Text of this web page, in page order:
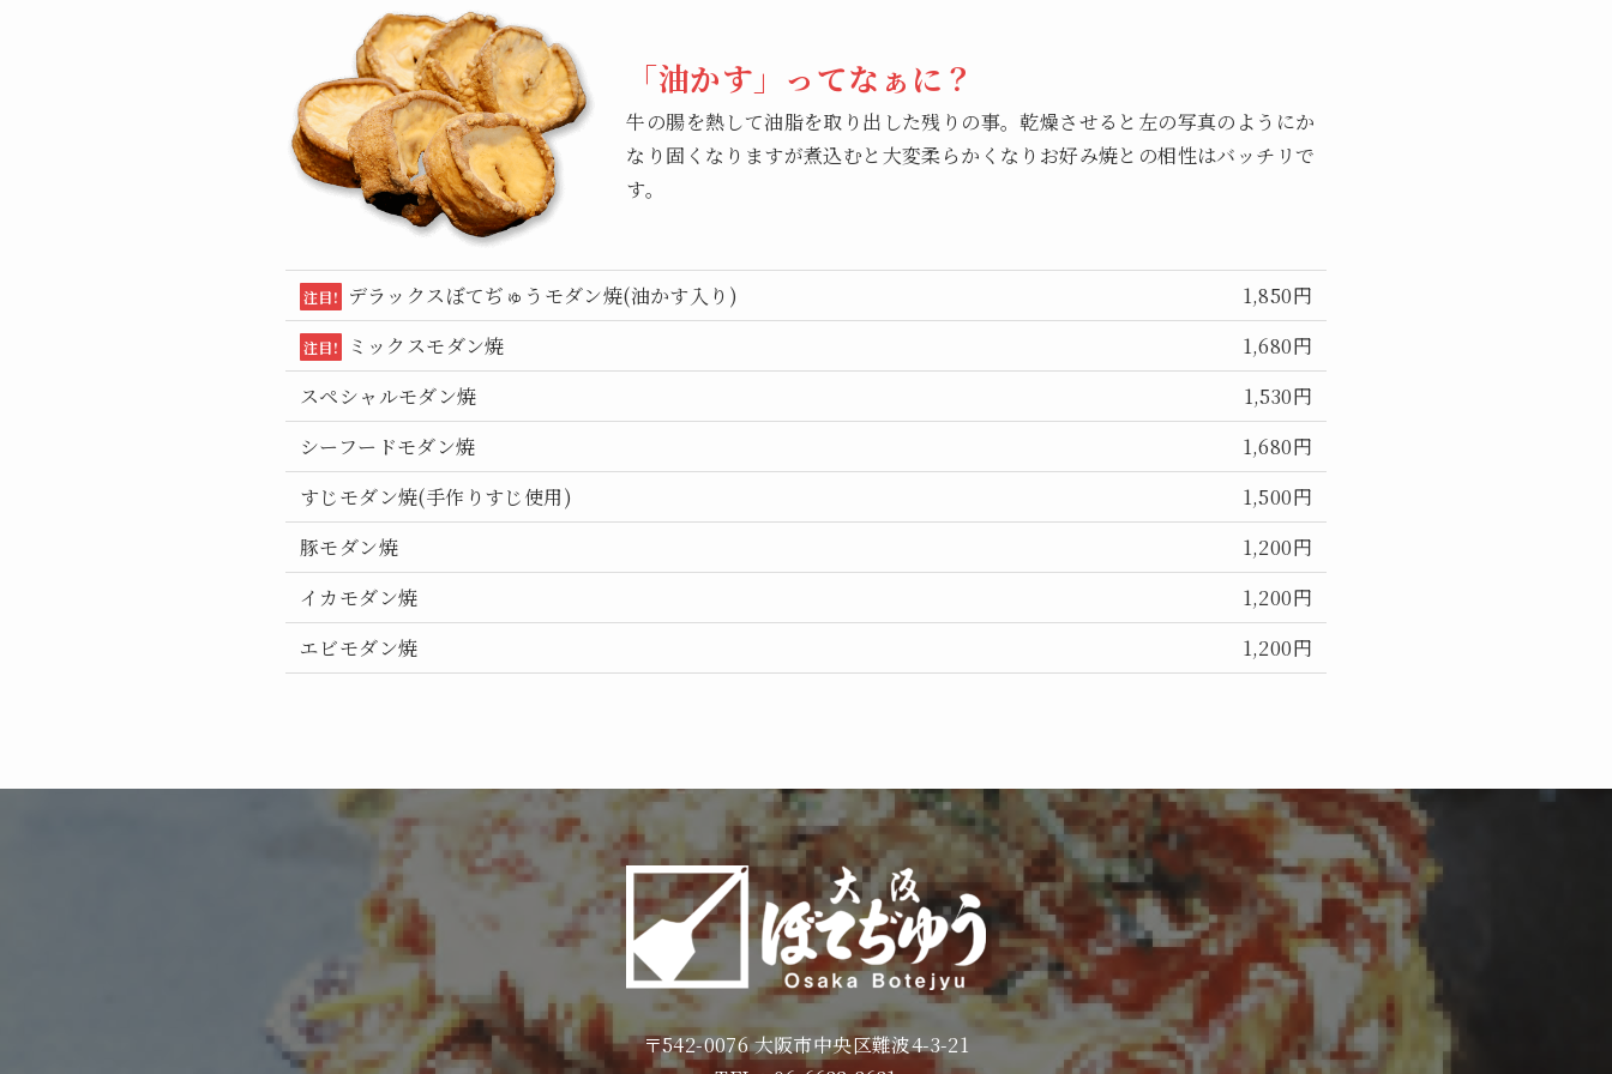
「油かす」ってなぁに？
牛の腸を熱して油脂を取り出した残りの事。乾燥させると左の写真のようにか
なり固くなりますが煮込むと大変柔らかくなりお好み焼との相性はバッチリで
す。
注目! デラックスぼてぢゅうモダン焼(油かす入り) 1,850円
注目! ミックスモダン焼
1,680円
スペシャルモダン焼
1,530円
シーフードモダン焼
1,680円
すじモダン焼(手作りすじ使用)
1,500円
豚モダン焼
1,200円
イカモダン焼
1,200円
エビモダン焼
1,200円
〒542-0076 大阪市中央区難波4-3-21